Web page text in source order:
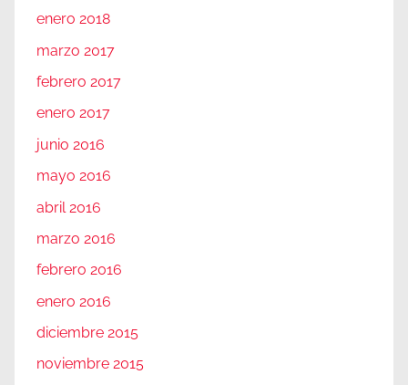
enero 2018
marzo 2017
febrero 2017
enero 2017
junio 2016
mayo 2016
abril 2016
marzo 2016
febrero 2016
enero 2016
diciembre 2015
noviembre 2015